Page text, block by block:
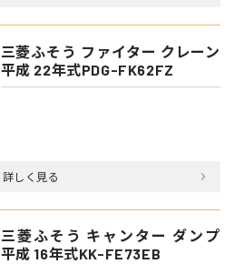
三菱ふそう ファイター クレーン
平成 22年式PDG-FK62FZ
詳しく見る
三菱ふそう キャンター ダンプ
平成 16年式KK-FE73EB